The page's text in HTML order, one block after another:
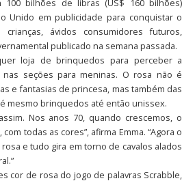
100 bilhões de libras (US$ 160 bilhões)
Unido em publicidade para conquistar o
crianças, ávidos consumidores futuros,
publicado na semana passada.
loja de brinquedos para perceber a
seções para meninas. O rosa não é
e fantasias de princesa, mas também das
mesmo brinquedos até então unissex.
Nos anos 70, quando crescemos, o
todas as cores”, afirma Emma. “Agora o
e tudo gira em torno de cavalos alados
cor de rosa do jogo de palavras Scrabble,